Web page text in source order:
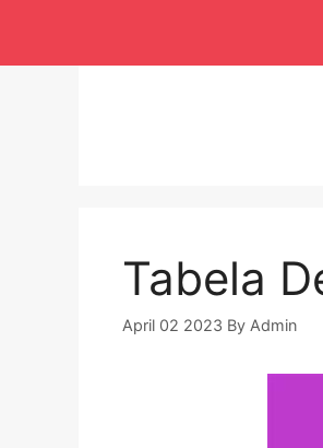
isi
Tabela
April 02 2023 By Admin